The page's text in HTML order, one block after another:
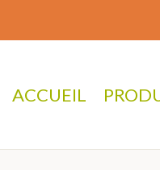
ACCUEIL